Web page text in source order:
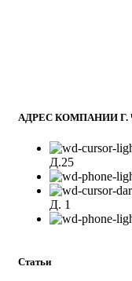
АДРЕС КОМПАНИИ
Д.25
Д. 1
Статьи